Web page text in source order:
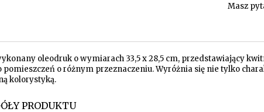
Masz
oleodruk o wymiarach 33,5 x 28,5 cm, przedstawiający
pomieszczeń o różnym przeznaczeniu. Wyróżnia się nie tylko
kolorystyką.
PRODUKTU